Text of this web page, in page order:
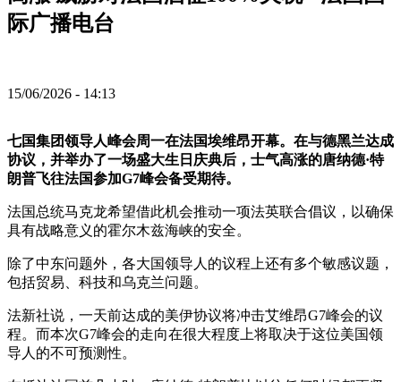
际广播电台
15/06/2026 - 14:13
七国集团领导人峰会周一在法国埃维昂开幕。在与德黑兰达成
协议，并举办了一场盛大生日庆典后，士气高涨的唐纳德·特
朗普飞往法国参加G7峰会备受期待。
法国总统马克龙希望借此机会推动一项法英联合倡议，以确保
具有战略意义的霍尔木兹海峡的安全。
除了中东问题外，各大国领导人的议程上还有多个敏感议题，
包括贸易、科技和乌克兰问题。
法新社说，一天前达成的美伊协议将冲击艾维昂G7峰会的议
程。而本次G7峰会的走向在很大程度上将取决于这位美国领
导人的不可预测性。